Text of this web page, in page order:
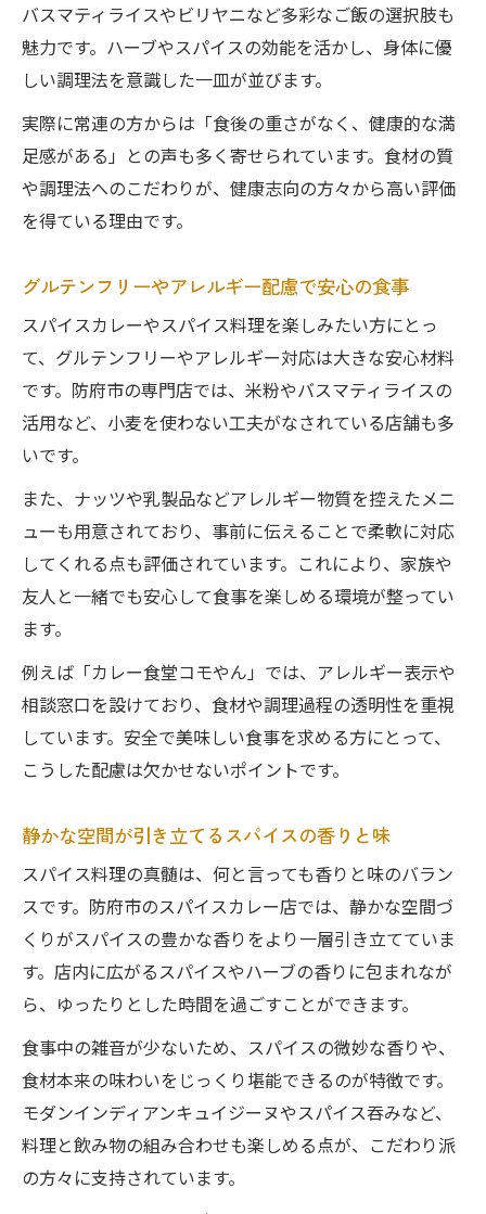
バスマティライスやビリヤニなど多彩なご飯の選択肢も
魅力です。ハーブやスパイスの効能を活かし、身体に優
しい調理法を意識した一皿が並びます。
実際に常連の方からは「食後の重さがなく、健康的な満
足感がある」との声も多く寄せられています。食材の質
や調理法へのこだわりが、健康志向の方々から高い評価
を得ている理由です。
グルテンフリーやアレルギー配慮で安心の食事
スパイスカレーやスパイス料理を楽しみたい方にとっ
て、グルテンフリーやアレルギー対応は大きな安心材料
です。防府市の専門店では、米粉やバスマティライスの
活用など、小麦を使わない工夫がなされている店舗も多
いです。
また、ナッツや乳製品などアレルギー物質を控えたメニ
ューも用意されており、事前に伝えることで柔軟に対応
してくれる点も評価されています。これにより、家族や
友人と一緒でも安心して食事を楽しめる環境が整ってい
ます。
例えば「カレー食堂コモやん」では、アレルギー表示や
相談窓口を設けており、食材や調理過程の透明性を重視
しています。安全で美味しい食事を求める方にとって、
こうした配慮は欠かせないポイントです。
静かな空間が引き立てるスパイスの香りと味
スパイス料理の真髄は、何と言っても香りと味のバラン
スです。防府市のスパイスカレー店では、静かな空間づ
くりがスパイスの豊かな香りをより一層引き立てていま
す。店内に広がるスパイスやハーブの香りに包まれなが
ら、ゆったりとした時間を過ごすことができます。
食事中の雑音が少ないため、スパイスの微妙な香りや、
食材本来の味わいをじっくり堪能できるのが特徴です。
モダンインディアンキュイジーヌやスパイス吞みなど、
料理と飲み物の組み合わせも楽しめる点が、こだわり派
の方々に支持されています。